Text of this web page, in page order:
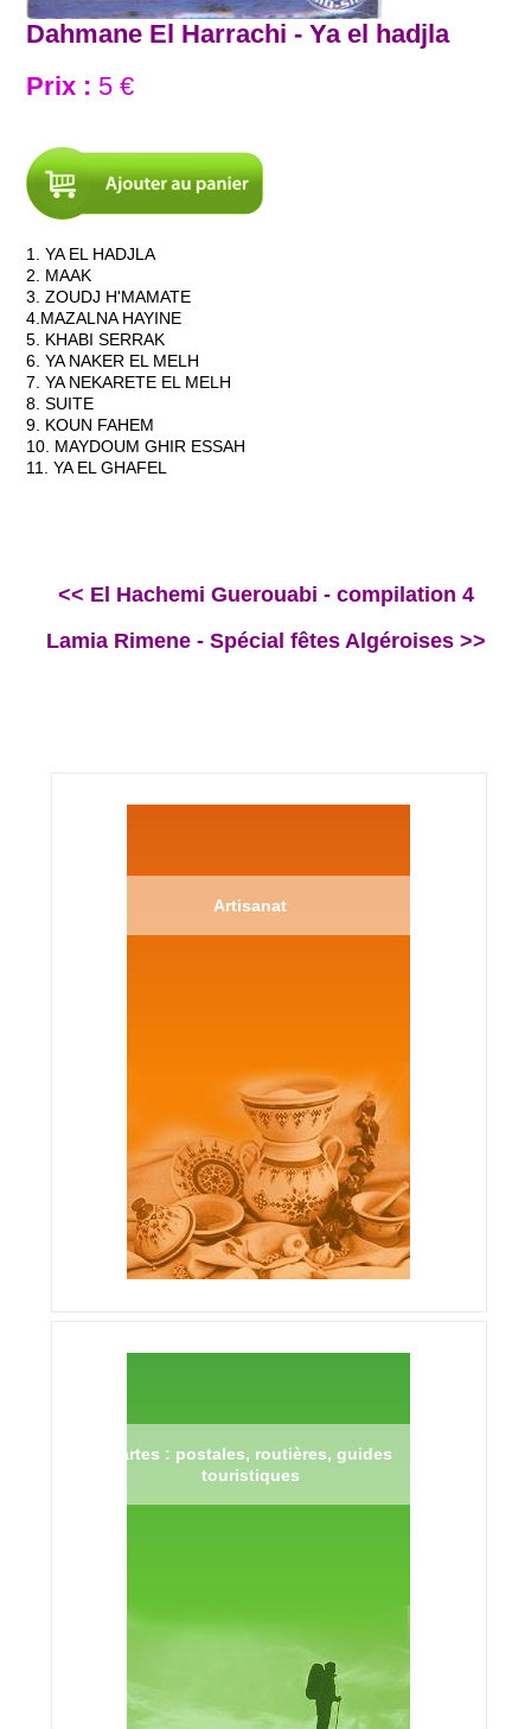
Dahmane El Harrachi - Ya el hadjla
Prix : 5 €
1. YA EL HADJLA
2. MAAK
3. ZOUDJ H'MAMATE
4.MAZALNA HAYINE
5. KHABI SERRAK
6. YA NAKER EL MELH
7. YA NEKARETE EL MELH
8. SUITE
9. KOUN FAHEM
10. MAYDOUM GHIR ESSAH
11. YA EL GHAFEL
<< El Hachemi Guerouabi - compilation 4
Lamia Rimene - Spécial fêtes Algéroises >>
Artisanat
Cartes : postales, routières, guides
touristiques